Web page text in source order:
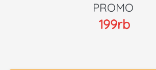
PROMO
199rb